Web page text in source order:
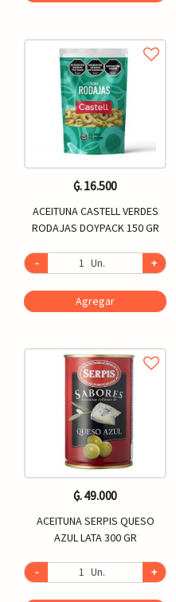
₲. 16.500
ACEITUNA CASTELL VERDES
RODAJAS DOYPACK 150 GR
- Un. +
Agregar
₲. 49.000
ACEITUNA SERPIS QUESO
AZUL LATA 300 GR
- Un. +